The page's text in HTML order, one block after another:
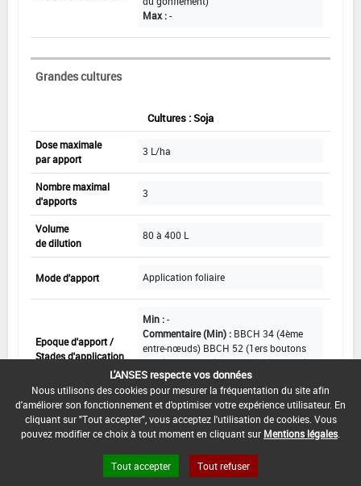
Max :-
Grandes cultures
Cultures : Soja
Dose maximale
par apport
3 L/ha
Nombre maximal
d'apports
3
Volume
de dilution
80 à 400 L
Mode d'apport Application foliaire
Epoque d'apport /
Stades d'application
Min :-
Commentaire (Min) : BBCH 34 (4ème
entre-nœuds) BBCH 52 (1ers boutons
verts) BBCH 59 (début de la floraison)
Max :-
L'ANSES respecte vos données
Nous utilisons des cookies pour mesurer la fréquentation du site afin
d'améliorer son fonctionnement et d'optimiser votre expérience utilisateur. En
cliquant sur "Tout accepter", vous acceptez l'utilisation de cookies. Vous
pouvez modifier ce choix à tout moment en cliquant sur Mentions légales
Tout accepter Tout refuser